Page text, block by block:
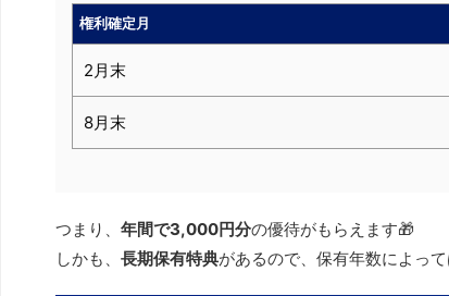
権利確定月
2月末
8月末
つまり、 年間で3,000円分の優待がもらえます🎁
しかも、 長期保有特典があるので、保有年数によっ